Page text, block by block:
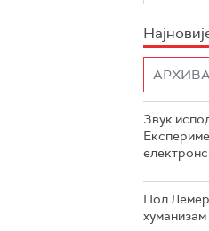
Звук
Пол
хуманизам